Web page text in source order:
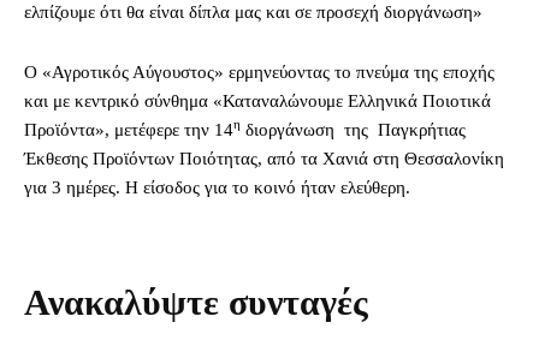
ελπίζουμε ότι θα είναι δίπλα μας και σε προσεχή διοργάνωση»
Ο «Αγροτικός Αύγουστος» ερμηνεύοντας το πνεύμα της εποχής
και με κεντρικό σύνθημα «Καταναλώνουμε Ελληνικά Ποιοτικά
Προϊόντα», μετέφερε την 14η διοργάνωση της Παγκρήτιας
Έκθεσης Προϊόντων Ποιότητας, από τα Χανιά στη Θεσσαλονίκη
για 3 ημέρες. Η είσοδος για το κοινό ήταν ελεύθερη.
Ανακαλύψτε συνταγές